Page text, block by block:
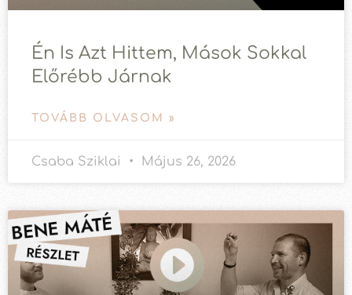
Én Is Azt Hittem, Mások Sokkal
Előrébb Járnak
TOVÁBB OLVASOM »
Csaba Sziklai Május 26, 2026